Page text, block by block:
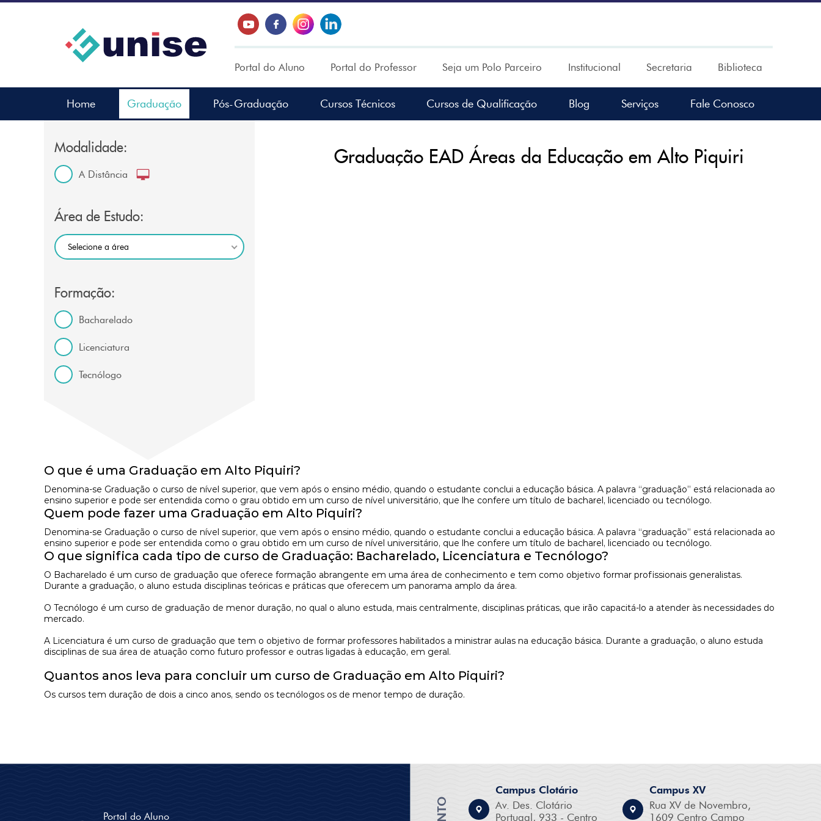
Portal do Aluno Portal do Professor Seja um Polo Parceiro Institucional Secretaria Biblioteca
Home Graduação Pós-Graduação Cursos Técnicos Cursos de Qualificação Blog Serviços Fale Conosco
Modalidade:
A Distância
Área de Estudo:
Selecione a área
Formação:
Bacharelado
Licenciatura
Tecnólogo
Graduação EAD Áreas da Educação em Alto Piquiri
O que é uma Graduação em Alto Piquiri?
Denomina-se Graduação o curso de nível superior, que vem após o ensino médio, quando o estudante conclui a educação básica. A palavra “graduação” está relacionada ao
ensino superior e pode ser entendida como o grau obtido em um curso de nível universitário, que lhe confere um título de bacharel, licenciado ou tecnólogo.
Quem pode fazer uma Graduação em Alto Piquiri?
Denomina-se Graduação o curso de nível superior, que vem após o ensino médio, quando o estudante conclui a educação básica. A palavra “graduação” está relacionada ao
ensino superior e pode ser entendida como o grau obtido em um curso de nível universitário, que lhe confere um título de bacharel, licenciado ou tecnólogo.
O que significa cada tipo de curso de Graduação: Bacharelado, Licenciatura e Tecnólogo?
O Bacharelado é um curso de graduação que oferece formação abrangente em uma área de conhecimento e tem como objetivo formar profissionais generalistas.
Durante a graduação, o aluno estuda disciplinas teóricas e práticas que oferecem um panorama amplo da área.
O Tecnólogo é um curso de graduação de menor duração, no qual o aluno estuda, mais centralmente, disciplinas práticas, que irão capacitá-lo a atender às necessidades do
mercado.
A Licenciatura é um curso de graduação que tem o objetivo de formar professores habilitados a ministrar aulas na educação básica. Durante a graduação, o aluno estuda
disciplinas de sua área de atuação como futuro professor e outras ligadas à educação, em geral.
Quantos anos leva para concluir um curso de Graduação em Alto Piquiri?
Os cursos tem duração de dois a cinco anos, sendo os tecnólogos os de menor tempo de duração.
Portal do Aluno
Campus Clotário
Av. Des. Clotário
Portugal, 933 - Centro
Campus XV
Rua XV de Novembro,
1609 Centro Campo